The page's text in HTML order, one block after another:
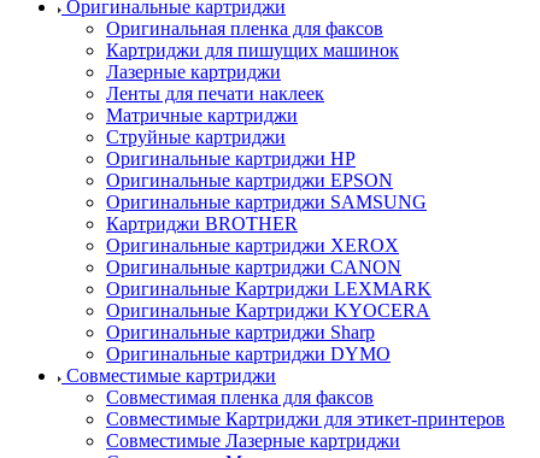
Оригинальные картриджи
Оригинальная пленка для факсов
Картриджи для пишущих машинок
Лазерные картриджи
Ленты для печати наклеек
Матричные картриджи
Струйные картриджи
Оригинальные картриджи HP
Оригинальные картриджи EPSON
Оригинальные картриджи SAMSUNG
Картриджи BROTHER
Оригинальные картриджи XEROX
Оригинальные картриджи CANON
Оригинальные Картриджи LEXMARK
Оригинальные Картриджи KYOCERA
Оригинальные картриджи Sharp
Оригинальные картриджи DYMO
Совместимые картриджи
Совместимая пленка для факсов
Совместимые Картриджи для этикет-принтеров
Совместимые Лазерные картриджи